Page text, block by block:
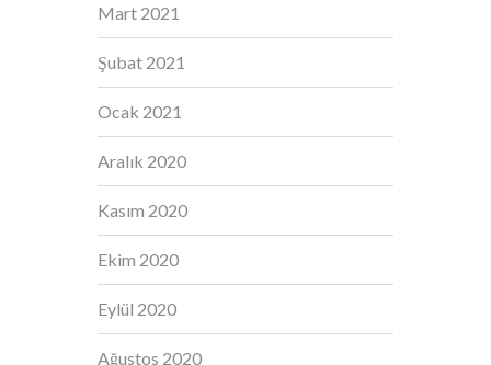
Mart 2021
Şubat 2021
Ocak 2021
Aralık 2020
Kasım 2020
Ekim 2020
Eylül 2020
Ağustos 2020